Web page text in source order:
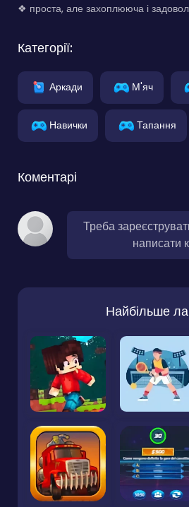
❖ проста, але захоплююча і
Категорії:
Аркади М'яч
Навички Тапання
Коментарі
Треба
написати
Найбільше